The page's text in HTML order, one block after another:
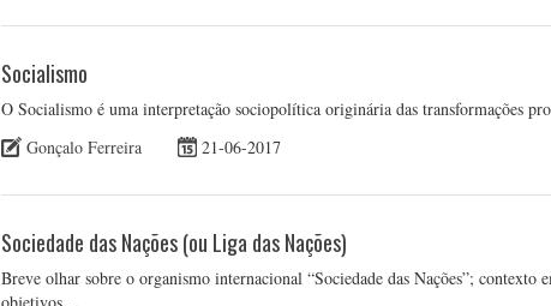
Socialismo
O Socialismo é uma interpretação sociopolítica originária das transformações
Gonçalo Ferreira
21-06-2017
Sociedade das Nações (ou Liga das Nações)
Breve olhar sobre o organismo internacional “Sociedade das Nações”; contexto